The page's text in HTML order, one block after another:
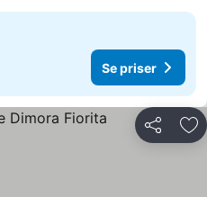
Se priser
Del